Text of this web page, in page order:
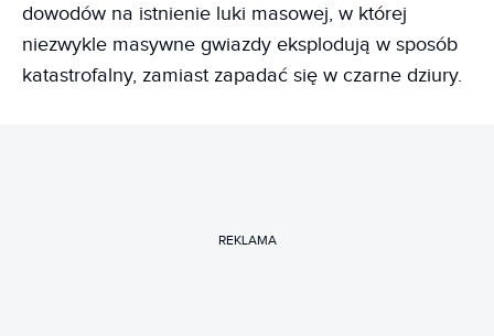
dowodów na istnienie luki masowej, w której
niezwykle masywne gwiazdy eksplodują w sposób
katastrofalny, zamiast zapadać się w czarne dziury.
REKLAMA